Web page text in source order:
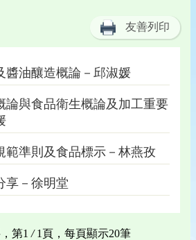
友善列印
醬油釀造概論－邱淑媛
論與食品衛生概論及加工重要
範準則及食品標示－林燕孜
享－徐明堂
第1 /1頁，每頁顯示20筆